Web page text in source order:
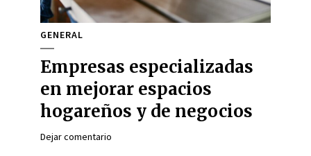
GENERAL
Empresas especializadas
en mejorar espacios
hogareños y de negocios
Dejar comentario